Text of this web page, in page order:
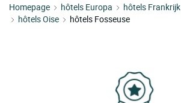
Homepage hôtels Europa hôtels Frankrijk
hôtels Oise
hôtels Fosseuse